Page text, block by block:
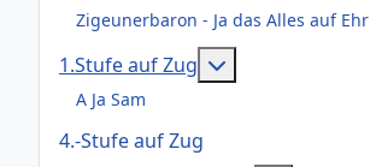
Zigeunerbaron - Ja das Alles auf Ehr
1.Stufe auf Zug
A Ja Sam
4.-Stufe auf Zug